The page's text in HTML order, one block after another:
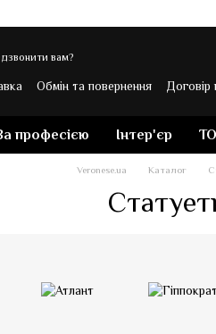
вам?
Обмін та повернення Договір
професією Інтер'єр
Veronese.ua Каталог